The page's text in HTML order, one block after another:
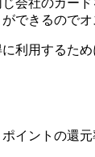
会社のカー
できるのでオ
利用するた
イントの還元